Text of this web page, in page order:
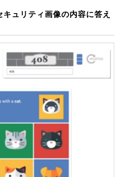
ュリティ画像の内容に答え